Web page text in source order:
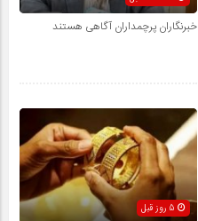
خبرنگاران پرچمداران آگاهی هستند